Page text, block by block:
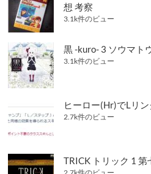
想 考察
3.1k件のビュー
黒 -kuro- 3 ソウマト
3.1k件のビュー
ヒーロー(Hr)でLリ
2.7k件のビュー
TRICK トリック 1 第